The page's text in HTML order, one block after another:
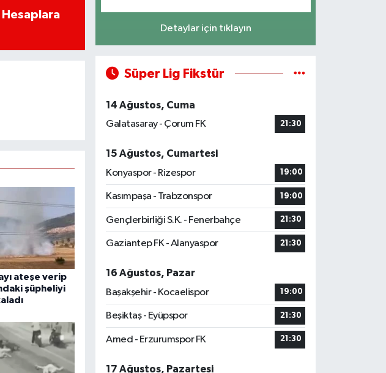
ateşe verip
şüpheliyi
Detaylar için tıklayın
Süper Lig Fikstür
14 Ağustos, Cuma
Galatasaray - Çorum FK
21:30
15 Ağustos, Cumartesi
Konyaspor - Rizespor
19:00
Kasımpaşa - Trabzonspor 19:00
Gençlerbirliği S.K. - Fenerbahçe 21:30
Gaziantep FK - Alanyaspor 21:30
16 Ağustos, Pazar
Başakşehir - Kocaelispor
19:00
Beşiktaş - Eyüpspor 21:30
Amed - Erzurumspor FK 21:30
17 Ağustos, Pazartesi